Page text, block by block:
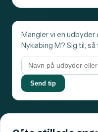
Mangler vi en
Nykøbing M? Sig til, så
Send tip